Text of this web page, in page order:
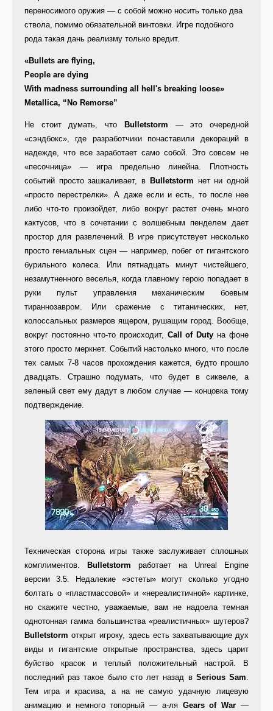
переносимого оружия — с собой можно носить только два
ствола, помимо обязательной винтовки. Игре подобного
рода такая дань реализму только вредит.
«Bullets are flying,
People are dying
With madness surrounding all hell's breaking loose»
Metallica, “No Remorse”
Не стоит думать, что Bulletstorm — это очередной
«сэндбокс», где разработчики понаставили декораций в
надежде, что все заработает само собой. Это совсем не
«песочница» — игра предельно линейна. Плотность
событий просто зашкаливает, в Bulletstorm нет ни одной
«просто перестрелки». А даже если и есть, то после нее
либо что-то произойдет, либо вокруг растет очень много
кактусов, что в сочетании с волшебным пенделем дает
простор для развлечений. В игре присутствует несколько
просто гениальных сцен — например, побег от гигантского
бурильного колеса. Или пятнадцать минут чистейшего,
незамутненного веселья, когда главному герою попадает в
руки пульт управления механическим боевым
тираннозавром. Или сражение с титанических, нет,
колоссальных размеров ящером, рушащим город. Вообще,
вокруг постоянно что-то происходит, Call of Duty на фоне
этого просто меркнет. Событий настолько много, что после
тех самых 7-8 часов прохождения кажется, будто прошло
двадцать. Страшно подумать, что будет в сиквеле, а
зеленый свет ему дадут в любом случае — концовка тому
подтверждение.
Техническая сторона игры также заслуживает сплошных
комплиментов.
Bulletstorm работает на Unreal Engine
версии 3.5. Недалекие «эстеты» могут сколько угодно
болтать о «пластмассовой» и «нереалистичной» картинке,
но скажите честно, уважаемые, вам не надоела темная
однотонная гамма большинства «реалистичных» шутеров?
Bulletstorm открыт игроку, здесь есть захватывающие дух
виды и гигантские открытые пространства, здесь царит
буйство красок и теплый положительный настрой. В
последний раз такое было сто лет назад в Serious Sam.
Тем игра и красива, а на не самую удачную лицевую
анимацию и немного топорный — а-ля Gears of War —